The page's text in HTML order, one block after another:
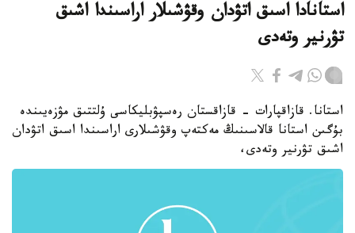
استانادا اسىق اتۋدان وقۋشىلار اراسىندا اشىق
تۋرنير وتەدى
استانا. قازاقپارات - قازاقستان رەسپۋبليكاسى ۇلتتىق مۋزەيىندە
بۇگىن استانا قالاسىنىڭ مەكتەپ وقۋشىلارى اراسىندا اسىق اتۋدان
اشىق تۋرنير وتەدى،